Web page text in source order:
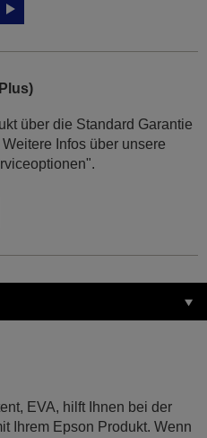
über die Standard Garantie
Infos über unsere
EVA, hilft Ihnen bei der
Ihrem Epson Produkt. Wenn